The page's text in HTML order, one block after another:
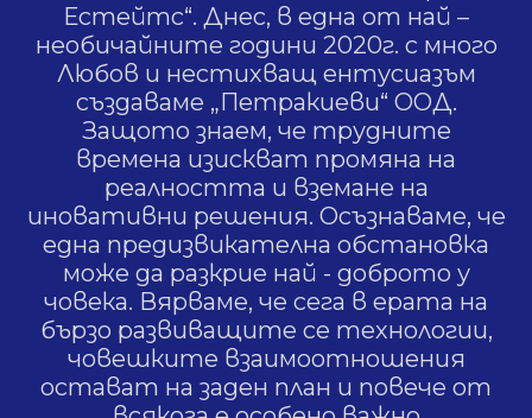
Естейтс“. Днес, в една от най –
необичайните години 2020г. с много
Любов и нестихващ ентусиазъм
създаваме „Петракиеви“ ООД.
Защото знаем, че трудните
времена изискват промяна на
реалността и вземане на
иновативни решения. Осъзнаваме, че
една предизвикателна обстановка
може да разкрие най - доброто у
човека. Вярваме, че сега в ерата на
бързо развиващите се технологии,
човешките взаимоотношения
остават на заден план и повече от